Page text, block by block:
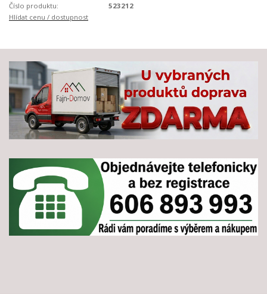
Číslo produktu:
523212
Hlídat cenu / dostupnost